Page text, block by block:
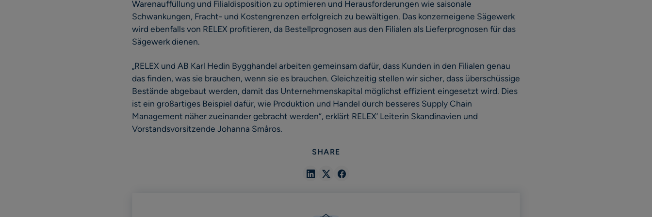
Warenauffüllung und Filialdisposition zu optimieren und Herausforderungen wie saisonale
Schwankungen, Fracht- und Kostengrenzen erfolgreich zu bewältigen. Das konzerneigene Sägewerk
wird ebenfalls von RELEX profitieren, da Bestellprognosen aus den Filialen als Lieferprognosen für das
Sägewerk dienen.
„RELEX und AB Karl Hedin Bygghandel arbeiten gemeinsam dafür, dass Kunden in den Filialen genau
das finden, was sie brauchen, wenn sie es brauchen. Gleichzeitig stellen wir sicher, dass überschüssige
Bestände abgebaut werden, damit das Unternehmenskapital möglichst effizient eingesetzt wird. Dies
ist ein großartiges Beispiel dafür, wie Produktion und Handel durch besseres Supply Chain
Management näher zueinander gebracht werden“, erklärt RELEX‘ Leiterin Skandinavien und
Vorstandsvorsitzende Johanna Småros.
SHARE
ShareShareShare